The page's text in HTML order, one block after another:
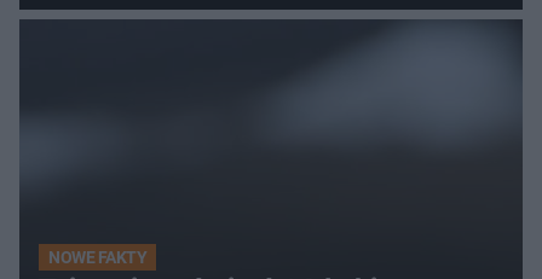
pielgrzym
NOWE FAKTY